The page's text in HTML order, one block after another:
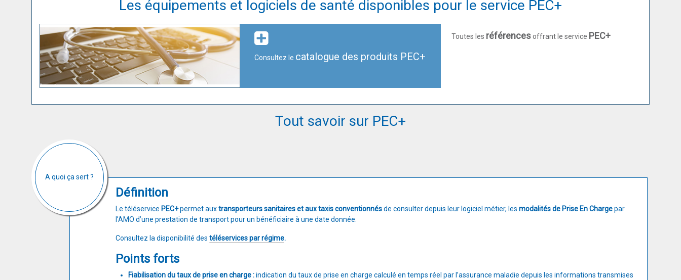
Les équipements et logiciels de santé disponibles pour le service PEC+
Consultez le catalogue des produits PEC+
Toutes les référencesoffrant le service PEC+
Tout savoir sur PEC+
A quoi ça sert ?
Définition
Le téléservice PEC+permet auxtransporteurs sanitaires et aux taxis conventionnésde consulter depuis leur logiciel métier, les modalités de Prise En Chargepar
l’AMO d’une prestation de transport pour un bénéficiaire à une date donnée.
​Consultez la disponibilité des téléservices par régime.
Points forts
Fiabilisation du taux de prise en charge :indication du taux de prise en charge calculé en temps réel par l’assurance maladie depuis les informations transmises